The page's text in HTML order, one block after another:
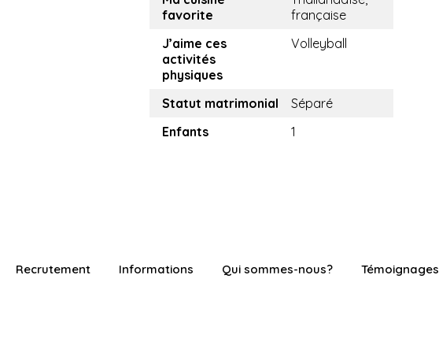
favorite
française
J’aime ces
activités
physiques
Volleyball
Statut matrimonial
Séparé
Enfants
1
Recrutement Informations Qui sommes-nous? Témoignages